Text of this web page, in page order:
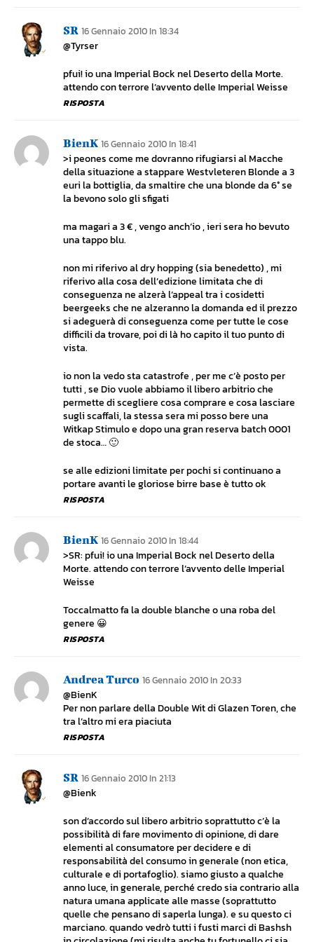
SR 16 Gennaio 2010 In 18:34
@Tyrser
pfui! io una Imperial Bock nel Deserto della Morte.
attendo con terrore l’avvento delle Imperial Weisse
RISPOSTA
BienK 16 Gennaio 2010 In 18:41
>i peones come me dovranno rifugiarsi al Macche
della situazione a stappare Westvleteren Blonde a 3
euri la bottiglia, da smaltire che una blonde da 6° se
la bevono solo gli sfigati
ma magari a 3 € , vengo anch’io , ieri sera ho bevuto
una tappo blu.
non mi riferivo al dry hopping (sia benedetto) , mi
riferivo alla cosa dell’edizione limitata che di
conseguenza ne alzerà l’appeal tra i cosidetti
beergeeks che ne alzeranno la domanda ed il prezzo
si adeguerà di conseguenza come per tutte le cose
difficili da trovare, poi di là ho capito il tuo punto di
vista.
io non la vedo sta catastrofe , per me c’è posto per
tutti , se Dio vuole abbiamo il libero arbitrio che
permette di scegliere cosa comprare e cosa lasciare
sugli scaffali, la stessa sera mi posso bere una
Witkap Stimulo e dopo una gran reserva batch 0001
de stoca… 🙂
se alle edizioni limitate per pochi si continuano a
portare avanti le gloriose birre base è tutto ok
RISPOSTA
BienK 16 Gennaio 2010 In 18:44
>SR: pfui! io una Imperial Bock nel Deserto della
Morte. attendo con terrore l’avvento delle Imperial
Weisse
Toccalmatto fa la double blanche o una roba del
genere 😀
RISPOSTA
Andrea Turco 16 Gennaio 2010 In 20:33
@BienK
Per non parlare della Double Wit di Glazen Toren, che
tra l’altro mi era piaciuta
RISPOSTA
SR 16 Gennaio 2010 In 21:13
@Bienk
son d’accordo sul libero arbitrio soprattutto c’è la
possibilità di fare movimento di opinione, di dare
elementi al consumatore per decidere e di
responsabilità del consumo in generale (non etica,
culturale e di portafoglio). siamo giusto a qualche
anno luce, in generale, perché credo sia contrario alla
natura umana applicate alle masse (soprattutto
quelle che pensano di saperla lunga). e su questo ci
marciano. quando vedrò tutti i fusti marci di Bashsh